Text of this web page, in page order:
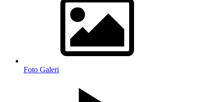
Foto Galeri